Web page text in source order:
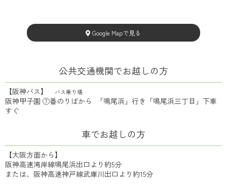
Google Mapで見る
公共交通機関でお越しの方
【阪神バス】 バス乗り場
阪神甲子園 ⑦番のりばから 「鳴尾浜」行き「鳴尾浜三丁目」下車
すぐ
車でお越しの方
【大阪方面から】
阪神高速湾岸線鳴尾浜出口より約5分
または、阪神高速神戸線武庫川出口より約15分